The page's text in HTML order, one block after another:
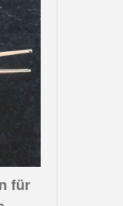
für